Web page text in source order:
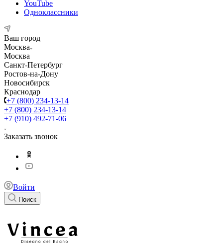
YouTube
Одноклассники
Ваш город
Москва
Москва
Санкт-Петербург
Ростов-на-Дону
Новосибирск
Краснодар
+7 (800) 234-13-14
+7 (800) 234-13-14
+7 (910) 492-71-06
Заказать звонок
Войти
Поиск